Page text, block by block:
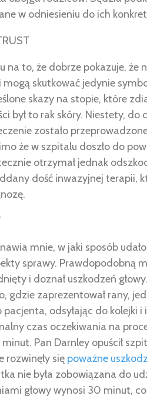
w odniesieniu do ich
na to, że dobrze pokazuje, że
mogą skutkować jedynie
skazy na stopie, które
był to rak skóry. Niestety, do
zostało
że w szpitalu doszło do
otrzymał jednak
dość inwazyjnej terapii,
mnie, w jaki sposób
sprawy. Prawdopodobną
i doznał uszkodzeń
gdzie zaprezentował rany,
odsyłając do kolejki
czas oczekiwania na
Pan Darnley opuścił
rozwinęły się poważne
nie była zobowiązana do
głowy wynosi 30 minut,